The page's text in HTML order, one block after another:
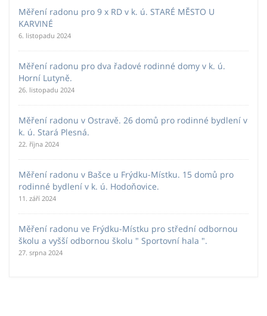
Měření radonu pro 9 x RD v k. ú. STARÉ MĚSTO U
KARVINÉ
6. listopadu 2024
Měření radonu pro dva řadové rodinné domy v k. ú.
Horní Lutyně.
26. listopadu 2024
Měření radonu v Ostravě. 26 domů pro rodinné bydlení v
k. ú. Stará Plesná.
22. října 2024
Měření radonu v Bašce u Frýdku-Místku. 15 domů pro
rodinné bydlení v k. ú. Hodoňovice.
11. září 2024
Měření radonu ve Frýdku-Místku pro střední odbornou
školu a vyšší odbornou školu " Sportovní hala ".
27. srpna 2024